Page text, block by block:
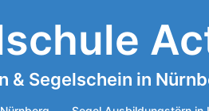
& Segelschein in